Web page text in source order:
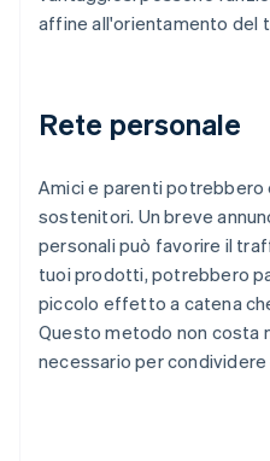
affine all'orientamento del
Rete personale
Amici e parenti potrebbero
sostenitori. Un breve
personali può favorire il
tuoi prodotti, potrebbero
piccolo effetto a catena
Questo metodo non costa
necessario per